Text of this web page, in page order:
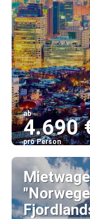
ab
4.690
pro Person